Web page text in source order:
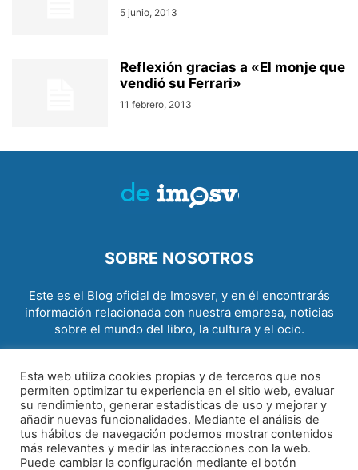
5 junio, 2013
Reflexión gracias a «El monje que
vendió su Ferrari»
11 febrero, 2013
SOBRE NOSOTROS
Este es el Blog oficial de Imosver, y en él encontrarás
información relacionada con nuestra empresa, noticias
sobre el mundo del libro, la cultura y el ocio.
SÍGUENOS
Esta web utiliza cookies propias y de terceros que nos
permiten optimizar tu experiencia en el sitio web, evaluar
su rendimiento, generar estadísticas de uso y mejorar y
añadir nuevas funcionalidades. Mediante el análisis de
tus hábitos de navegación podemos mostrar contenidos
más relevantes y medir las interacciones con la web.
Puede cambiar la configuración mediante el botón